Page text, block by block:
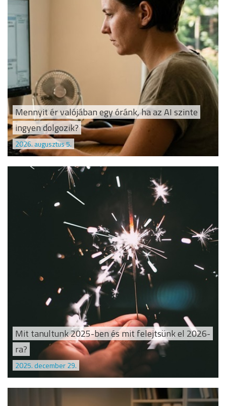
Mennyit ér valójában egy óránk, ha az AI szinte
ingyen dolgozik?
2026. augusztus 5.
Mit tanultunk 2025-ben és mit felejtsünk el 2026-
ra?
2025. december 29.